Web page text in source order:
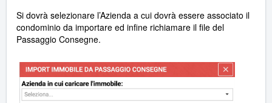
Si dovrà selezionare l’Azienda a cui dovrà essere associato il
condominio da importare ed infine richiamare il file del
Passaggio Consegne.